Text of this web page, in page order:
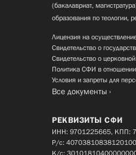
(бакалавриат,
образования по теологии,
Лицензия на
Свидетельство о
Свидетельство о
Политика СФИ в
Условия и запреты для
Все документы
РЕКВИЗИТЫ СФИ
ИНН: 9701225665, КПП:
Р/с: